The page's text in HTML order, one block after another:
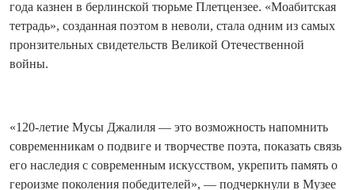
года казнен в берлинской тюрьме Плетцензее. «Моабитская
тетрадь», созданная поэтом в неволи, стала одним из самых
пронзительных свидетельств Великой Отечественной
войны.
«120‑летие Мусы Джалиля — это возможность напомнить
современникам о подвиге и творчестве поэта, показать связь
его наследия с современным искусством, укрепить память о
героизме поколения победителей», — подчеркнули в Музее